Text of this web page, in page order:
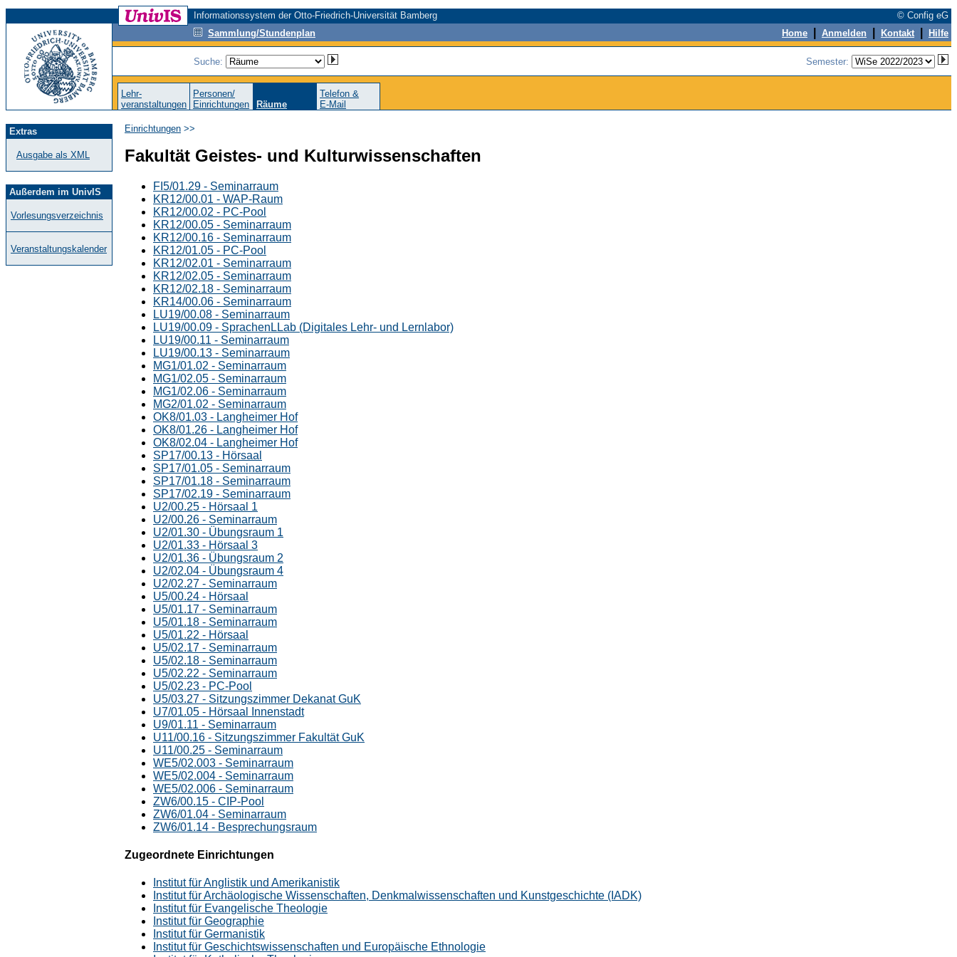
Informationssystem der Otto-Friedrich-Universität Bamberg
© Config eG
Sammlung/Stundenplan
Home Anmelden Kontakt Hilfe
Suche: Semester:
Lehr-
veranstaltungen
Personen/
Einrichtungen
Räume
Telefon &
E-Mail
Extras
Ausgabe als XML
Außerdem im UnivIS
Vorlesungsverzeichnis
Veranstaltungskalender
Einrichtungen >>
Fakultät Geistes- und Kulturwissenschaften
FI5/01.29 - Seminarraum
KR12/00.01 - WAP-Raum
KR12/00.02 - PC-Pool
KR12/00.05 - Seminarraum
KR12/00.16 - Seminarraum
KR12/01.05 - PC-Pool
KR12/02.01 - Seminarraum
KR12/02.05 - Seminarraum
KR12/02.18 - Seminarraum
KR14/00.06 - Seminarraum
LU19/00.08 - Seminarraum
LU19/00.09 - SprachenLLab (Digitales Lehr- und Lernlabor)
LU19/00.11 - Seminarraum
LU19/00.13 - Seminarraum
MG1/01.02 - Seminarraum
MG1/02.05 - Seminarraum
MG1/02.06 - Seminarraum
MG2/01.02 - Seminarraum
OK8/01.03 - Langheimer Hof
OK8/01.26 - Langheimer Hof
OK8/02.04 - Langheimer Hof
SP17/00.13 - Hörsaal
SP17/01.05 - Seminarraum
SP17/01.18 - Seminarraum
SP17/02.19 - Seminarraum
U2/00.25 - Hörsaal 1
U2/00.26 - Seminarraum
U2/01.30 - Übungsraum 1
U2/01.33 - Hörsaal 3
U2/01.36 - Übungsraum 2
U2/02.04 - Übungsraum 4
U2/02.27 - Seminarraum
U5/00.24 - Hörsaal
U5/01.17 - Seminarraum
U5/01.18 - Seminarraum
U5/01.22 - Hörsaal
U5/02.17 - Seminarraum
U5/02.18 - Seminarraum
U5/02.22 - Seminarraum
U5/02.23 - PC-Pool
U5/03.27 - Sitzungszimmer Dekanat GuK
U7/01.05 - Hörsaal Innenstadt
U9/01.11 - Seminarraum
U11/00.16 - Sitzungszimmer Fakultät GuK
U11/00.25 - Seminarraum
WE5/02.003 - Seminarraum
WE5/02.004 - Seminarraum
WE5/02.006 - Seminarraum
ZW6/00.15 - CIP-Pool
ZW6/01.04 - Seminarraum
ZW6/01.14 - Besprechungsraum
Zugeordnete Einrichtungen
Institut für Anglistik und Amerikanistik
Institut für Archäologische Wissenschaften, Denkmalwissenschaften und Kunstgeschichte (IADK)
Institut für Evangelische Theologie
Institut für Geographie
Institut für Germanistik
Institut für Geschichtswissenschaften und Europäische Ethnologie